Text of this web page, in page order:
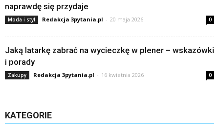
naprawdę się przydaje
Moda i styl Redakcja 3pytania.pl - 20 maja 2026 0
Jaką latarkę zabrać na wycieczkę w plener – wskazówki
i porady
Zakupy Redakcja 3pytania.pl - 16 kwietnia 2026 0
KATEGORIE